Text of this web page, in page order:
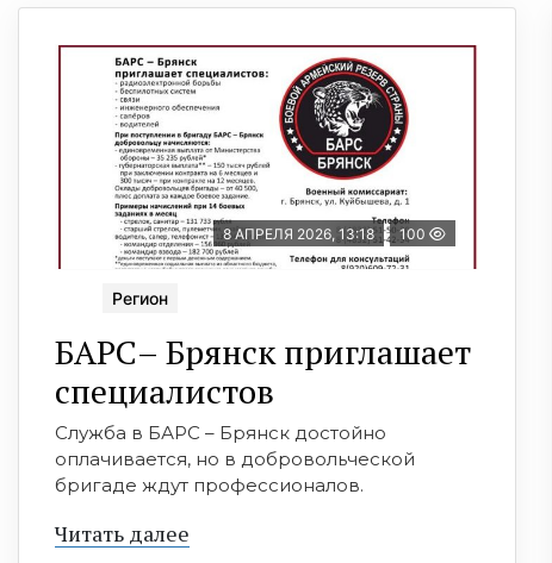
8 АПРЕЛЯ 2026, 13:18 100
Регион
БАРС– Брянcк приглaшает
cпециaлистoв
Служба в БАРС – Брянск достойно
оплачивается, но в добровольческой
бригаде ждут профессионалов.
Читать далее